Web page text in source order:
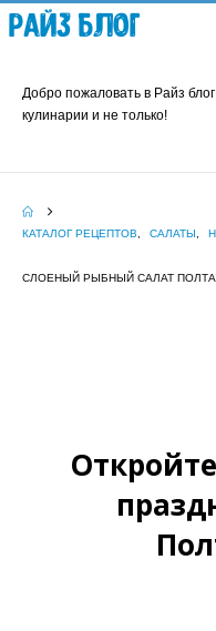
Райз Блог
Добро пожаловать в Райз
кулинарии и не только!
КАТАЛОГ РЕЦЕПТОВ САЛАТЫ
СЛОЕНЫЙ РЫБНЫЙ САЛАТ